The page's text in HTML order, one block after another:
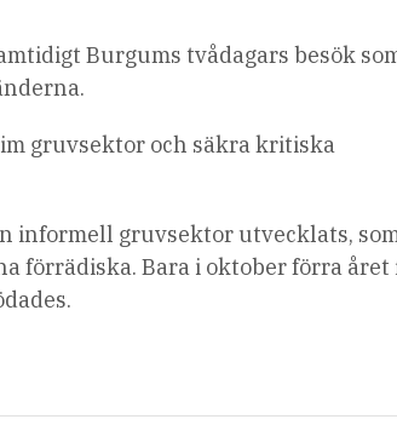
Burgums tvådagars besök
gruvsektor och säkra kritiska
informell gruvsektor utvecklats,
förrädiska. Bara i oktober förra året